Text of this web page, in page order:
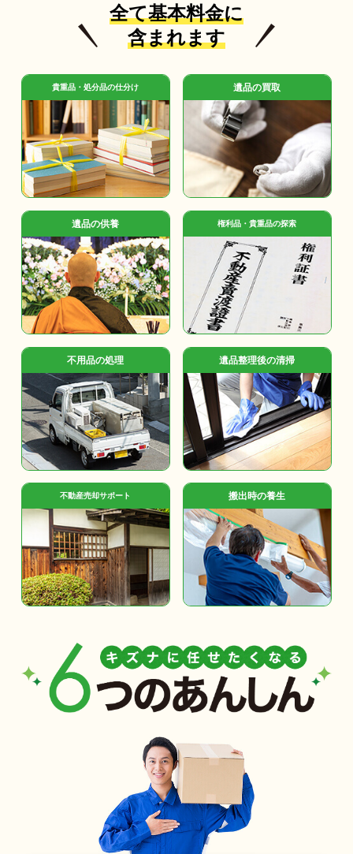
全て基本料金に
含まれます
貴重品・処分品の仕分け 遺品の買取
遺品の供養 権利品・貴重品の探索
不用品の処理 遺品整理後の清掃
不動産売却サポート 搬出時の養生